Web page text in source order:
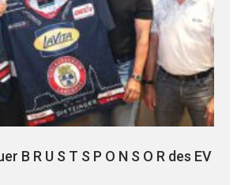
B R U S T S P O N S O R des EV